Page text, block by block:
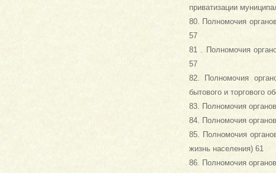
приватизации
80. Полномочия
57
81 . Полномочия
57
82. Полномочия
бытового и торгового
83. Полномочия
84. Полномочия
85. Полномочия
жизнь населения) 61
86. Полномочия